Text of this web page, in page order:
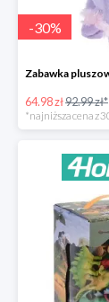
-30%
64.98 zł92.99 zł*